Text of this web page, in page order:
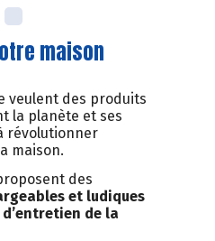
maison
veulent des produits
la planète et ses
révolutionner
maison.
des
et ludiques
de la